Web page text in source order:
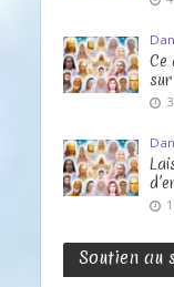
Ce
Soutien au